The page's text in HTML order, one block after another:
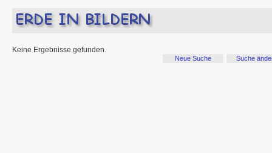
Keine Ergebnisse gefunden.
Neue Suche Suche